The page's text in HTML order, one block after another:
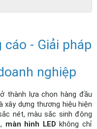
cáo - Giải pháp
nghiệp
thành lựa chọn hàng đầu
xây dựng thương hiệu hiện
nét, màu sắc sinh động
màn hình LED không chỉ